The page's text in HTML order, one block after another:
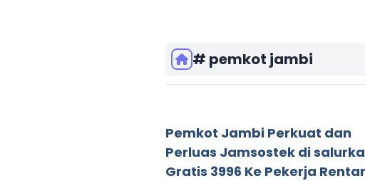
# pemkot jambi
Pemkot Jambi Perkuat dan
Perluas Jamsostek di
Gratis 3996 Ke Pekerja